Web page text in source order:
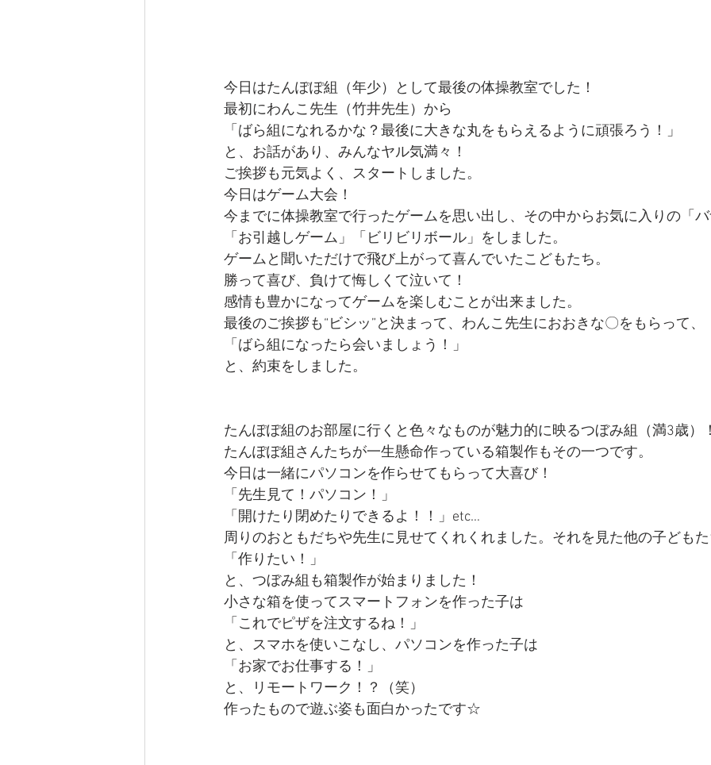
今日はたんぽぽ組（年少）として最後の体操教室でした！
最初にわんこ先生（竹井先生）から
「ばら組になれるかな？最後に大きな丸をもらえるように頑張ろう！」
と、お話があり、みんなヤル気満々！
ご挨拶も元気よく、スタートしました。
今日はゲーム大会！
今までに体操教室で行ったゲームを思い出し、その中からお気に入りの「
「お引越しゲーム」「ビリビリボール」をしました。
ゲームと聞いただけで飛び上がって喜んでいたこどもたち。
勝って喜び、負けて悔しくて泣いて！
感情も豊かになってゲームを楽しむことが出来ました。
最後のご挨拶も“ビシッ”と決まって、わんこ先生におおきな〇をもらって、
「ばら組になったら会いましょう！」
と、約束をしました。
たんぽぽ組のお部屋に行くと色々なものが魅力的に映るつぼみ組（満3歳）
たんぽぽ組さんたちが一生懸命作っている箱製作もその一つです。
今日は一緒にパソコンを作らせてもらって大喜び！
「先生見て！パソコン！」
「開けたり閉めたりできるよ！！」etc…
周りのおともだちや先生に見せてくれくれました。それを見た他の子ども
「作りたい！」
と、つぼみ組も箱製作が始まりました！
小さな箱を使ってスマートフォンを作った子は
「これでピザを注文するね！」
と、スマホを使いこなし、パソコンを作った子は
「お家でお仕事する！」
と、リモートワーク！？（笑）
作ったもので遊ぶ姿も面白かったです☆